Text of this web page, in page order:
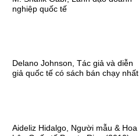
nghiệp quốc tế
Delano Johnson, Tác giả và diễn
giả quốc tế có sách bán chạy nhất
Aideliz Hidalgo, Người mẫu & Hoa